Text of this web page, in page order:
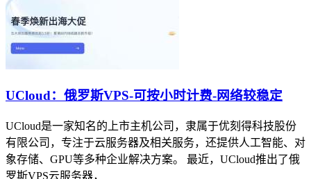
UCloud：俄罗斯VPS-可按小时计费-网络较稳定
UCloud是一家知名的上市主机公司，隶属于优刻得科技股份
有限公司，专注于云服务器及相关服务，还提供人工智能、对
象存储、GPU等多种企业解决方案。 最近，UCloud推出了俄
罗斯VPS云服务器，